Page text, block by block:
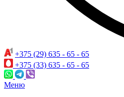
+375 (29) 635 - 65 - 65
+375 (33) 635 - 65 - 65
Меню